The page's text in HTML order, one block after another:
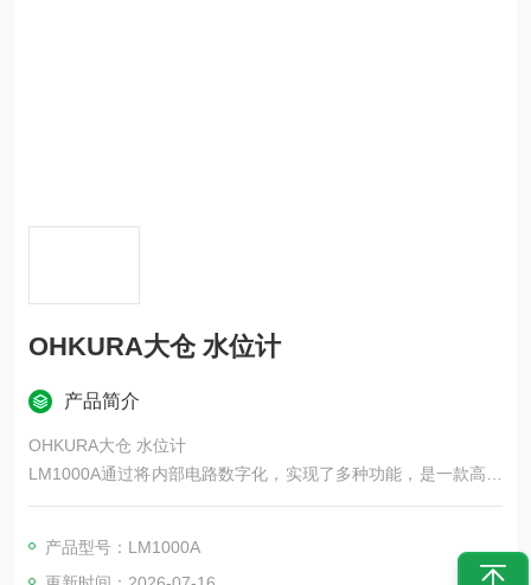
OHKURA大仓 水位计
产品简介
OHKURA大仓 水位计
LM1000A通过将内部电路数字化，实现了多种功能，是一款高精
度、高可靠性的水位计。通过选配（开发中）的附加模块，可实
产品型号：LM1000A